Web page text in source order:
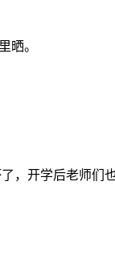
晒。
，开学后老师们